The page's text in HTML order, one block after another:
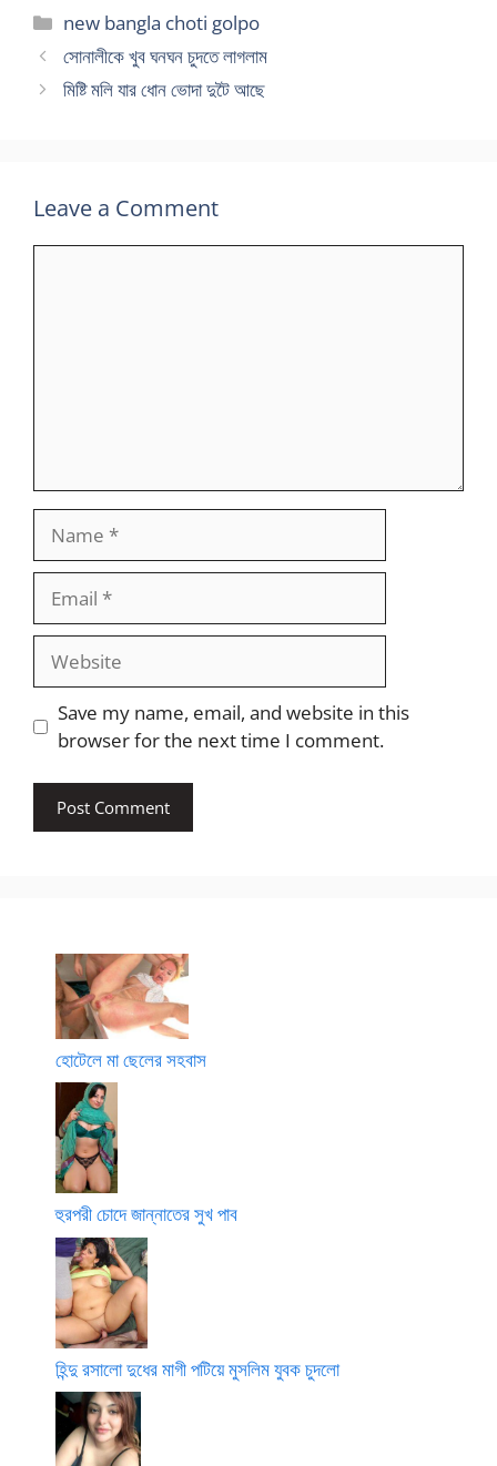
Categories
new bangla choti golpo
সোনালীকে খুব ঘনঘন চুদতে লাগলাম
মিষ্টি মলি যার ধোন ভোদা দুটৈ আছে
Leave a Comment
Website
Save my name, email, and website in this
browser for the next time I comment.
হোটেলে মা ছেলের সহবাস
হুরপরী চোদে জান্নাতের সুখ পাব
হিন্দু রসালো দুধের মাগী পটিয়ে মুসলিম যুবক চুদলো